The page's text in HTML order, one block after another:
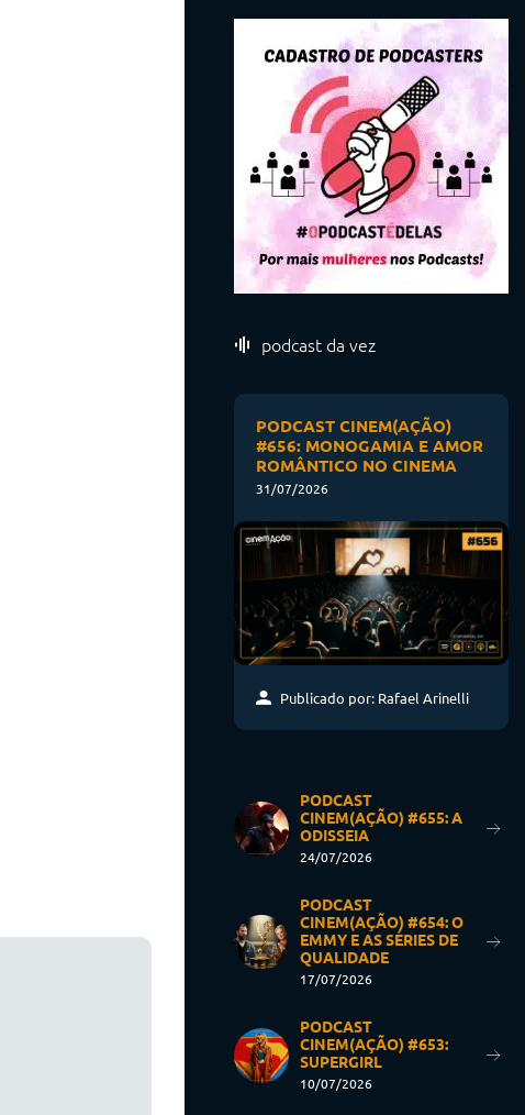
podcast da vez
PODCAST CINEM(AÇÃO)
#656: MONOGAMIA E AMOR
ROMÂNTICO NO CINEMA
31/07/2026
Publicado por: Rafael Arinelli
PODCAST
CINEM(AÇÃO) #655: A
ODISSEIA
24/07/2026
PODCAST
CINEM(AÇÃO) #654: O
EMMY E AS SÉRIES DE
QUALIDADE
17/07/2026
PODCAST
CINEM(AÇÃO) #653:
SUPERGIRL
10/07/2026